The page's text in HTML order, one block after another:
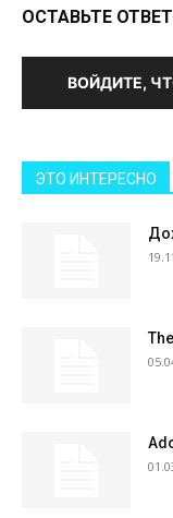
ОСТАВЬТЕ ОТВЕТ
ВОЙДИТЕ,
ЭТО ИНТЕРЕСНО